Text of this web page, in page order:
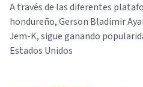
A través de las diferentes
hondureño, Gerson Bladimir
Jem-K, sigue ganando
Estados Unidos